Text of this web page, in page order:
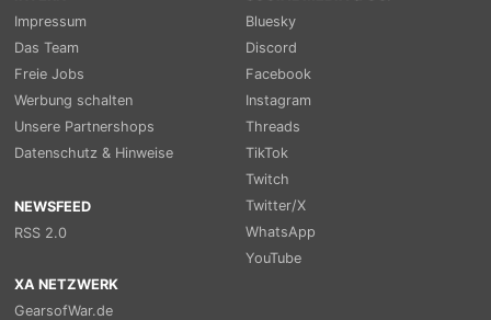
Impressum
Das Team
Freie Jobs
Werbung schalten
Unsere Partnershops
Datenschutz & Hinweise
NEWSFEED
RSS 2.0
Bluesky
Discord
Facebook
Instagram
Threads
TikTok
Twitch
Twitter/X
WhatsApp
YouTube
XA NETZWERK
GearsofWar.de